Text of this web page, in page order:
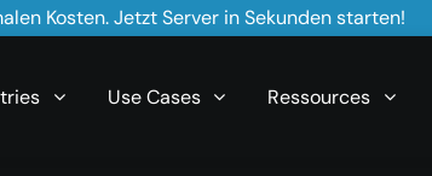
Kosten. Jetzt Server in Sekunden starten!
Use Cases Ressources